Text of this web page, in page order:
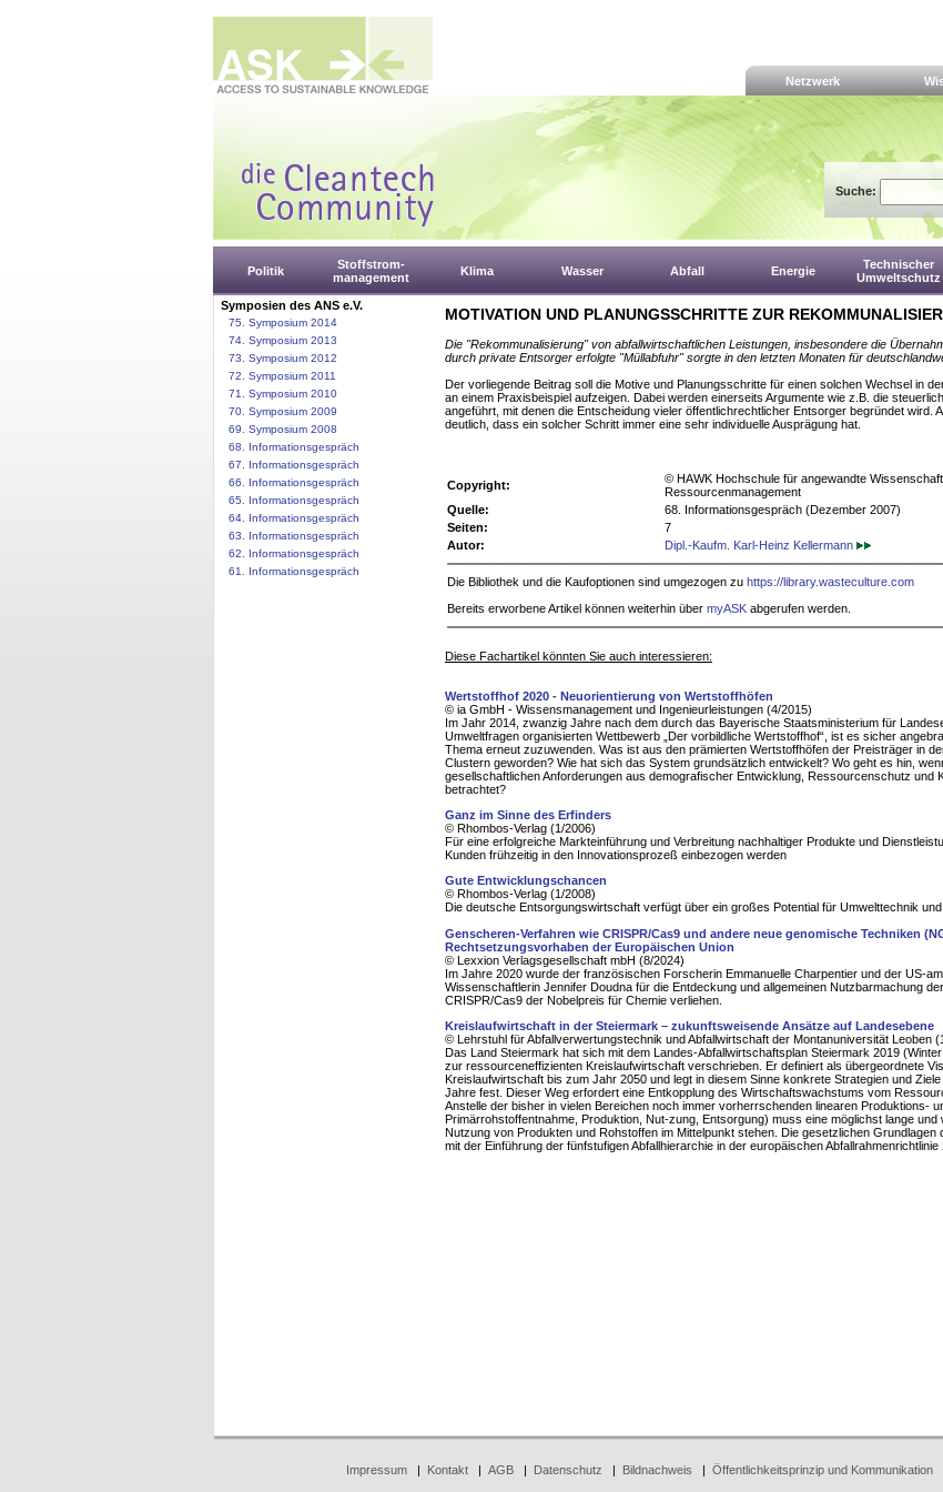
Netzwerk
Suche:
Politik
Stoffstrom-
management
Klima Wasser Abfall Energie
Technischer
Umweltschutz
Symposien des ANS e.V.
75. Symposium 2014
74. Symposium 2013
73. Symposium 2012
72. Symposium 2011
71. Symposium 2010
70. Symposium 2009
69. Symposium 2008
68. Informationsgespräch
67. Informationsgespräch
66. Informationsgespräch
65. Informationsgespräch
64. Informationsgespräch
63. Informationsgespräch
62. Informationsgespräch
61. Informationsgespräch
MOTIVATION UND PLANUNGSSCHRITTE ZUR
Die "Rekommunalisierung" von abfallwirtschaftlichen Leistungen, insbesondere die
durch private Entsorger erfolgte "Müllabfuhr" sorgte in den letzten Monaten für
Der vorliegende Beitrag soll die Motive und Planungsschritte für einen solchen Wechsel in
an einem Praxisbeispiel aufzeigen. Dabei werden einerseits Argumente wie z.B. die
angeführt, mit denen die Entscheidung vieler öffentlichrechtlicher Entsorger begründet wird.
deutlich, dass ein solcher Schritt immer eine sehr individuelle Ausprägung hat.
Copyright:
© HAWK Hochschule für angewandte
Ressourcenmanagement
Quelle:
68. Informationsgespräch (Dezember 2007)
Seiten:
7
Autor:
Dipl.-Kaufm. Karl-Heinz Kellermann
Die Bibliothek und die Kaufoptionen sind umgezogen zu https://library.wasteculture.com
Bereits erworbene Artikel können weiterhin über myASK abgerufen werden.
Diese Fachartikel könnten Sie auch interessieren:
Wertstoffhof 2020 - Neuorientierung von Wertstoffhöfen
© ia GmbH - Wissensmanagement und Ingenieurleistungen (4/2015)
Im Jahr 2014, zwanzig Jahre nach dem durch das Bayerische Staatsministerium für
Umweltfragen organisierten Wettbewerb „Der vorbildliche Wertstoffhof“, ist es sicher
Thema erneut zuzuwenden. Was ist aus den prämierten Wertstoffhöfen der Preisträger in
Clustern geworden? Wie hat sich das System grundsätzlich entwickelt? Wo geht es hin,
gesellschaftlichen Anforderungen aus demografischer Entwicklung, Ressourcenschutz und
betrachtet?
Ganz im Sinne des Erfinders
© Rhombos-Verlag (1/2006)
Für eine erfolgreiche Markteinführung und Verbreitung nachhaltiger Produkte und
Kunden frühzeitig in den Innovationsprozeß einbezogen werden
Gute Entwicklungschancen
© Rhombos-Verlag (1/2008)
Die deutsche Entsorgungswirtschaft verfügt über ein großes Potential für Umwelttechnik
Genscheren-Verfahren wie CRISPR/Cas9 und andere neue genomische Techniken
Rechtsetzungsvorhaben der Europäischen Union
© Lexxion Verlagsgesellschaft mbH (8/2024)
Im Jahre 2020 wurde der französischen Forscherin Emmanuelle Charpentier und der US-
Wissenschaftlerin Jennifer Doudna für die Entdeckung und allgemeinen Nutzbarmachung
CRISPR/Cas9 der Nobelpreis für Chemie verliehen.
Kreislaufwirtschaft in der Steiermark – zukunftsweisende Ansätze auf Landesebene
© Lehrstuhl für Abfallverwertungstechnik und Abfallwirtschaft der Montanuniversität Leoben
Das Land Steiermark hat sich mit dem Landes-Abfallwirtschaftsplan Steiermark 2019
zur ressourceneffizienten Kreislaufwirtschaft verschrieben. Er definiert als übergeordnete
Kreislaufwirtschaft bis zum Jahr 2050 und legt in diesem Sinne konkrete Strategien und
Jahre fest. Dieser Weg erfordert eine Entkopplung des Wirtschaftswachstums vom
Anstelle der bisher in vielen Bereichen noch immer vorherrschenden linearen Produktions-
Primärrohstoffentnahme, Produktion, Nut-zung, Entsorgung) muss eine möglichst lange und
Nutzung von Produkten und Rohstoffen im Mittelpunkt stehen. Die gesetzlichen Grundlagen
mit der Einführung der fünfstufigen Abfallhierarchie in der europäischen Abfallrahmenrichtlinie
Impressum| Kontakt| AGB| Datenschutz | Bildnachweis | Öffentlichkeitsprinzip und Kommunikation